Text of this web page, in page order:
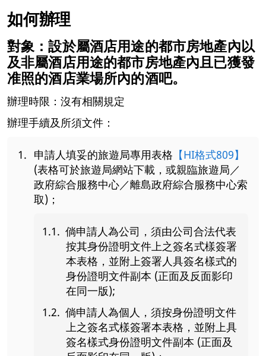
如何辦理
對象：設於屬酒店用途的都市房地產內以
及非屬酒店用途的都市房地產內且已獲發
准照的酒店業場所內的酒吧。
辦理時限：沒有相關規定
辦理手續及所須文件：
申請人填妥的旅遊局專用表格 【HI格式809】
(表格可於旅遊局網站下載，或親臨旅遊局／
政府綜合服務中心／離島政府綜合服務中心索
取)；
倘申請人為公司，須由公司合法代表
按其身份證明文件上之簽名式樣簽署
本表格，並附上簽署人具簽名樣式的
身份證明文件副本 (正面及反面影印
在同一版);
倘申請人為個人，須按身份證明文件
上之簽名式樣簽署本表格，並附上具
簽名樣式身份證明文件副本 (正面及